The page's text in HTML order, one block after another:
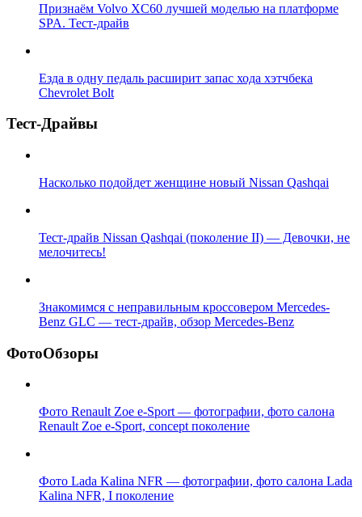
Признаём Volvo XC60 лучшей моделью на платформе
SPA. Тест-драйв
Езда в одну педаль расширит запас хода хэтчбека
Chevrolet Bolt
Тест-Драйвы
Насколько подойдет женщине новый Nissan Qashqai
Тест-драйв Nissan Qashqai (поколение II) — Девочки, не
мелочитесь!
Знакомимся с неправильным кроссовером Mercedes-
Benz GLC — тест-драйв, обзор Mercedes-Benz
ФотоОбзоры
Фото Renault Zoe e-Sport — фотографии, фото салона
Renault Zoe e-Sport, concept поколение
Фото Lada Kalina NFR — фотографии, фото салона Lada
Kalina NFR, I поколение